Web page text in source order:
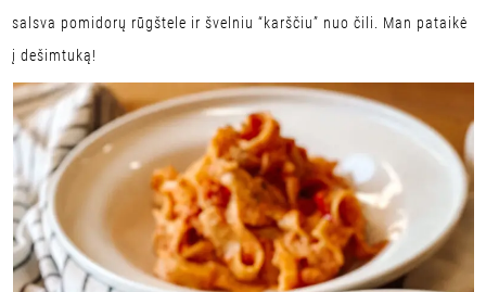
salsva pomidorų rūgštele ir švelniu “karščiu” nuo čili. Man pataikė
į dešimtuką!